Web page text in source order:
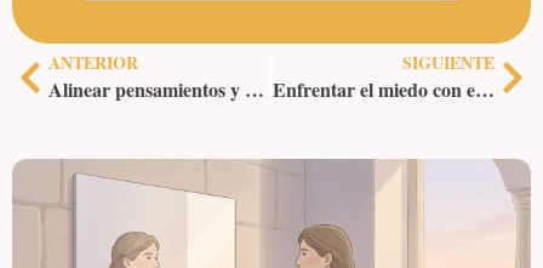
ANTERIOR
Alinear pensamientos y metas: el poder de la coherencia interior
SIGUIENTE
Enfrentar el miedo con estoicismo: la práctica que te transforma